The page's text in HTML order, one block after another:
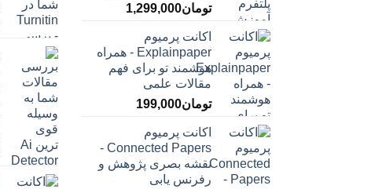
تومان1,299,000
اکانت پرمیوم
Explainpaper - همراه
هوشمند تو برای فهم
مقالات علمی
تومان199,000
اکانت پرمیوم
Connected Papers -
نقشه بصری پژوهش و
رفرنس یابی